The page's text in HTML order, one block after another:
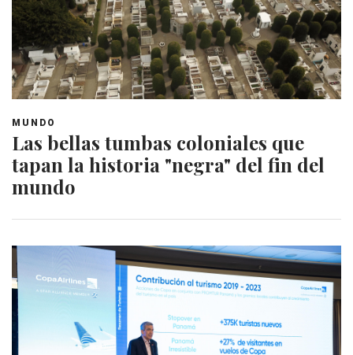
MUNDO
Las bellas tumbas coloniales que
tapan la historia "negra" del fin del
mundo